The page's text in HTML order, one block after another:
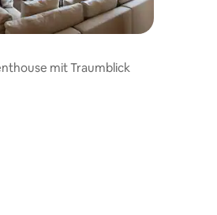
4,25 von 5, 4 Bewertungen
mit Traumblick